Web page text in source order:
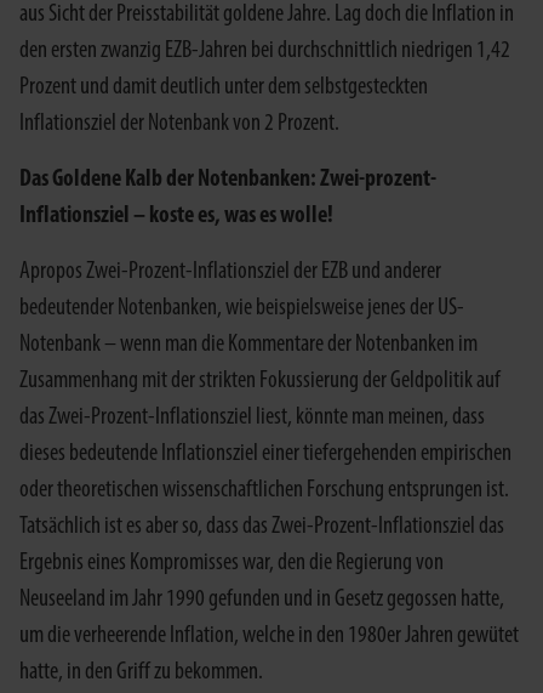
aus Sicht der Preisstabilität goldene Jahre. Lag doch die Inflation in
den ersten zwanzig EZB-Jahren bei durchschnittlich niedrigen 1,42
Prozent und damit deutlich unter dem selbstgesteckten
Inflationsziel der Notenbank von 2 Prozent.
Das Goldene Kalb der Notenbanken: Zwei-prozent-
Inflationsziel – koste es, was es wolle!
Apropos Zwei-Prozent-Inflationsziel der EZB und anderer
bedeutender Notenbanken, wie beispielsweise jenes der US-
Notenbank – wenn man die Kommentare der Notenbanken im
Zusammenhang mit der strikten Fokussierung der Geldpolitik auf
das Zwei-Prozent-Inflationsziel liest, könnte man meinen, dass
dieses bedeutende Inflationsziel einer tiefergehenden empirischen
oder theoretischen wissenschaftlichen Forschung entsprungen ist.
Tatsächlich ist es aber so, dass das Zwei-Prozent-Inflationsziel das
Ergebnis eines Kompromisses war, den die Regierung von
Neuseeland im Jahr 1990 gefunden und in Gesetz gegossen hatte,
um die verheerende Inflation, welche in den 1980er Jahren gewütet
hatte, in den Griff zu bekommen.